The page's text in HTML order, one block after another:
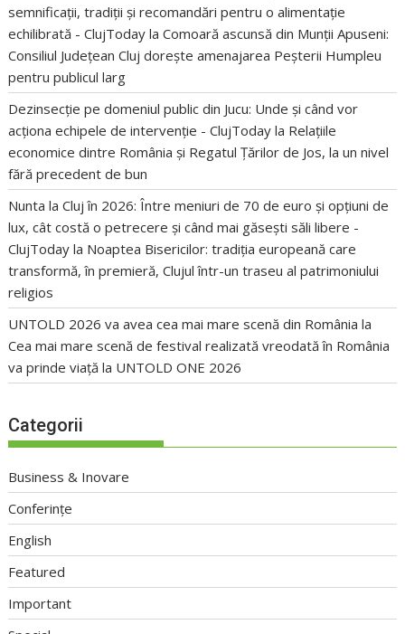
semnificații, tradiții și recomandări pentru o alimentație
echilibrată - ClujToday laComoară ascunsă din Munții Apuseni:
Consiliul Județean Cluj dorește amenajarea Peșterii Humpleu
pentru publicul larg
Dezinsecție pe domeniul public din Jucu: Unde și când vor
acționa echipele de intervenție - ClujToday la Relațiile
economice dintre România și Regatul Țărilor de Jos, la un nivel
fără precedent de bun
Nunta la Cluj în 2026: Între meniuri de 70 de euro și opțiuni de
lux, cât costă o petrecere și când mai găsești săli libere -
ClujToday la Noaptea Bisericilor: tradiția europeană care
transformă, în premieră, Clujul într-un traseu al patrimoniului
religios
UNTOLD 2026 va avea cea mai mare scenă din România la
Cea mai mare scenă de festival realizată vreodată în România
va prinde viață la UNTOLD ONE 2026
Categorii
Business & Inovare
Conferințe
English
Featured
Important